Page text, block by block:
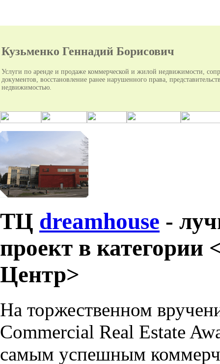
Кузьменко Геннадий Борисович
Услуги по аренде и продаже коммерческой и жилой недвижимости,
документов, восстановление ранее нарушенного права,
недвижимостью.
ТЦ dreamhouse -
проект в
Центр>
На торжественном
Commercial Real Estate
самым успешным